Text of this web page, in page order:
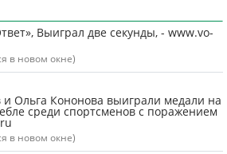
Выиграл две секунды, - www.vo-
в новом окне)
Ольга Кононова выиграли медали на
среди спортсменов с поражением
в новом окне)